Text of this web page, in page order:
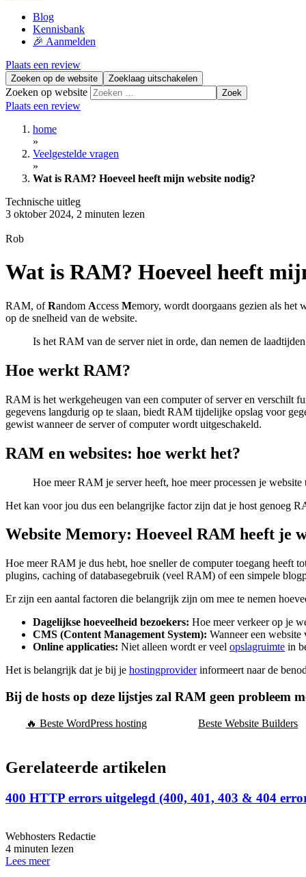
Blog
Kennisbank
🎉 Aanmelden
Plaats een review
Zoeken op de website Zoeklaag uitschakelen
Zoeken op website Zoek
Plaats een review
home
»
Veelgestelde vragen
»
Wat is RAM? Hoeveel heeft mijn website nodig?
Technische uitleg
3 oktober 2024, 2 minuten lezen
Rob
Wat is RAM? Hoeveel heeft
RAM, ofRandom Access Memory, wordt doorgaans gezien als het
op de snelheid van de website.
Is het RAM van de server niet in orde, dan nemen de
Hoe werkt RAM?
RAM is het werkgeheugen van een computer of server en verschilt
gegevens langdurig op te slaan, biedt RAM tijdelijke opslag voor
gewist wanneer de server of computer wordt uitgeschakeld.
RAM en websites: hoe werkt het?
Hoe meer RAM je server heeft, hoe meer processen je
Het kan voor jou dus een belangrijke factor zijn dat je host genoeg
Website Memory: Hoeveel RAM heeft je
Hoe meer RAM je dus hebt, hoe sneller de computer toegang heeft
plugins, caching of databasegebruik (veel RAM) of een simpele
Er zijn een aantal factoren die belangrijk zijn om mee te nemen
Dagelijkse hoeveelheid bezoekers: Hoe meer verkeer op je
CMS (Content Management System): Wanneer een
Online applicaties: Niet alleen wordt er veel opslagruimte in
Het is belangrijk dat je bij je hostingproviderinformeert naar de
Bij de hosts op deze lijstjes zal RAM geen probleem
🔥 Beste WordPress hosting Beste Website Builders
Gerelateerde artikelen
400 HTTP errors uitgelegd (400, 401, 403 & 404
Webhosters Redactie
4 minuten lezen
Lees meer